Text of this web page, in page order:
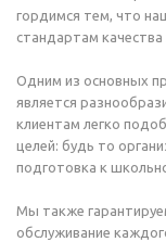
гордимся тем, что
стандартам качества
Одним из основных
является
клиентам легко
целей: будь то
подготовка к
Мы также
обслуживание